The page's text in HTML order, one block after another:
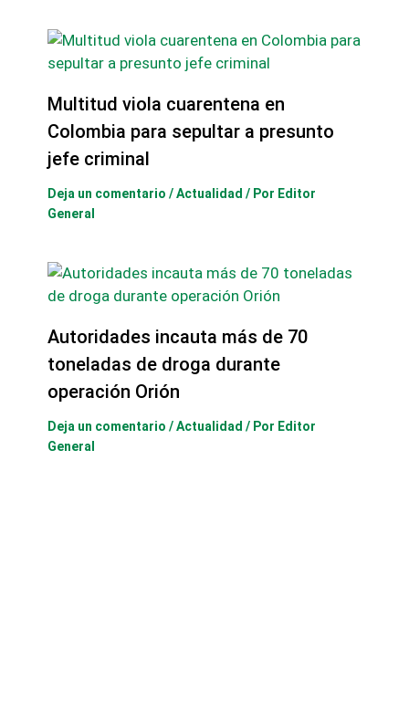
Multitud viola cuarentena en
Colombia para sepultar a presunto
jefe criminal
Deja un comentario /Actualidad / Por Editor
General
Autoridades incauta más de 70
toneladas de droga durante
operación Orión
Deja un comentario /Actualidad / Por Editor
General